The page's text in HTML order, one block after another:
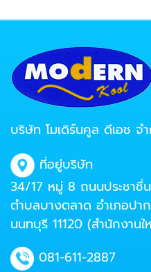
บริษัท โมเดิร์นคูล ดีเอช จ
ที่อยู่บริษัท
34/17 หมู่ 8 ถนนประชาชื่น
ตำบลบางตลาด อำเภอปา
นนทบุรี 11120 (สำนักงาน
081-611-2887